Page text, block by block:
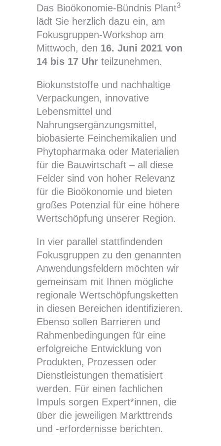
Das Bioökonomie-Bündnis Plant3
lädt Sie herzlich dazu ein, am
Fokusgruppen-Workshop am
Mittwoch, den 16. Juni 2021 von
14 bis 17 Uhr teilzunehmen.
Biokunststoffe und nachhaltige
Verpackungen, innovative
Lebensmittel und
Nahrungsergänzungsmittel,
biobasierte Feinchemikalien und
Phytopharmaka oder Materialien
für die Bauwirtschaft – all diese
Felder sind von hoher Relevanz
für die Bioökonomie und bieten
großes Potenzial für eine höhere
Wertschöpfung unserer Region.
In vier parallel stattfindenden
Fokusgruppen zu den genannten
Anwendungsfeldern möchten wir
gemeinsam mit Ihnen mögliche
regionale Wertschöpfungsketten
in diesen Bereichen identifizieren.
Ebenso sollen Barrieren und
Rahmenbedingungen für eine
erfolgreiche Entwicklung von
Produkten, Prozessen oder
Dienstleistungen thematisiert
werden. Für einen fachlichen
Impuls sorgen Expert*innen, die
über die jeweiligen Markttrends
und -erfordernisse berichten.